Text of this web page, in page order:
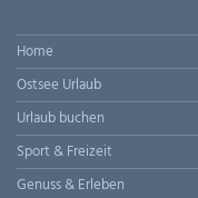
Home
Ostsee Urlaub
Urlaub buchen
Sport & Freizeit
Genuss & Erleben